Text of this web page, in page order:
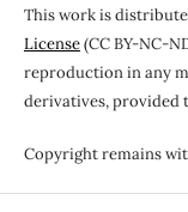
This work is
License(CC BY-NC-
reproduction in any
derivatives, provided
Copyright remains